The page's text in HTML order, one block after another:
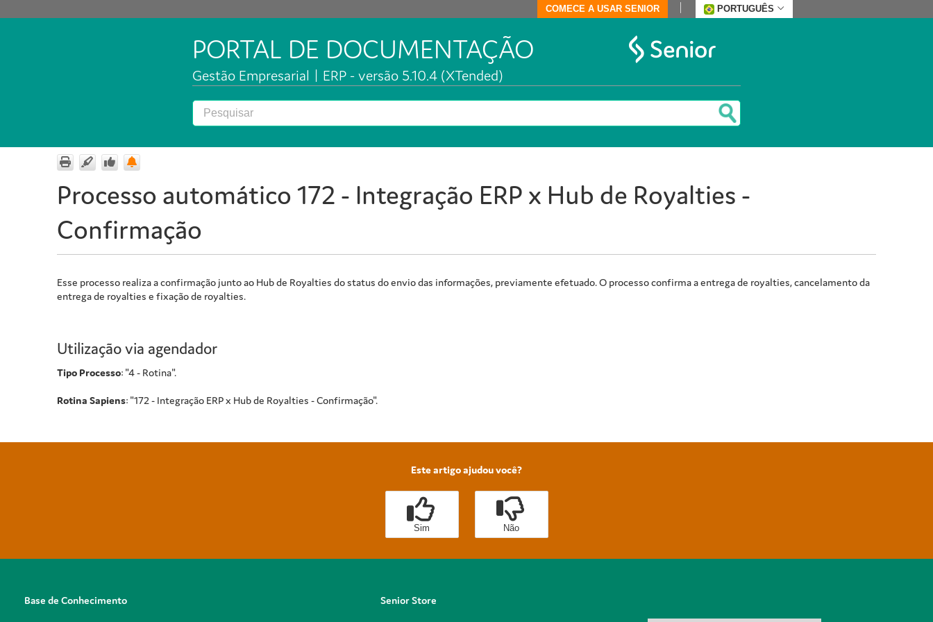
COMECE A USAR SENIOR PORTUGUÊS
PORTAL DE DOCUMENTAÇÃO
Gestão Empresarial | ERP - versão 5.10.4 (XTended)
Processo automático 172 - Integração ERP x Hub de Royalties -
Confirmação
Esse processo realiza a confirmação junto ao Hub de Royalties do status do envio das informações, previamente efetuado. O processo confirma a entrega de royalties, cancelamento da
entrega de royalties e fixação de royalties.
Utilização via agendador
Tipo Processo: "4 - Rotina".
Rotina Sapiens: "172 - Integração ERP x Hub de Royalties - Confirmação".
Este artigo ajudou você?
Sim Não
Base de Conhecimento Senior Store